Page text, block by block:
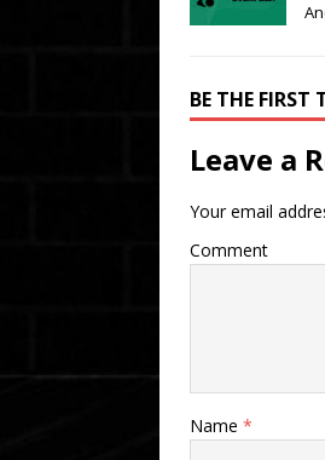
BE THE
Leave a
Your email
Comment
Name *